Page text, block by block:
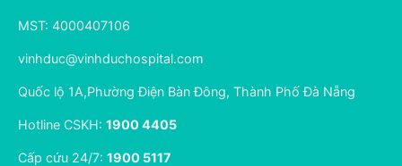
MST: 4000407106
vinhduc@vinhduchospital.com
Quốc lộ 1A,Phường Điện Bàn Đông, Thành Phố Đà Nẵng
Hotline CSKH: 1900 4405
Cấp cứu 24/7: 1900 5117